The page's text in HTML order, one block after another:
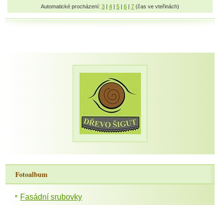
Automatické procházení: 3 | 4 | 5 | 6 | 7 (čas ve vteřinách)
Fotoalbum
Fasádní srubovky